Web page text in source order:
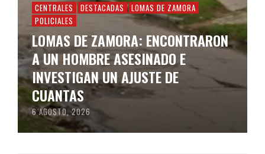
CENTRALES DESTACADAS
LOMAS DE ZAMORA
POLICIALES
LOMAS DE ZAMORA: ENCONTRARON
A UN HOMBRE ASESINADO E
INVESTIGAN UN AJUSTE DE
CUANTAS
6 AGOSTO, 2026